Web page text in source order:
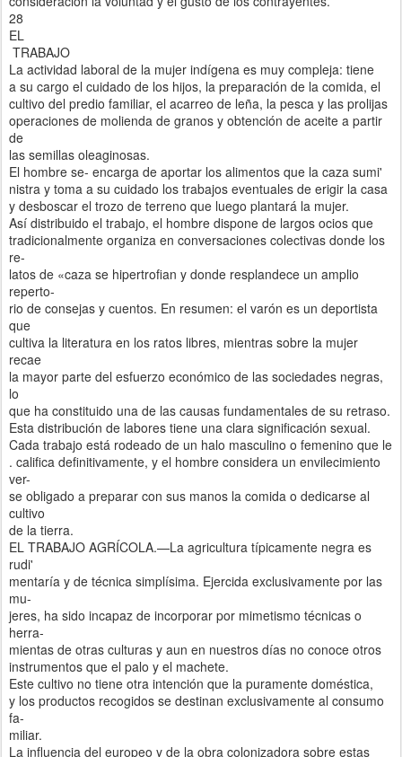
28
EL
TRABAJO
La actividad laboral de la mujer indígena es muy compleja: tiene
a su cargo el cuidado de los hijos, la preparación de la comida, el
cultivo del predio familiar, el acarreo de leña, la pesca y las prolijas
operaciones de molienda de granos y obtención de aceite a partir
de
las semillas oleaginosas.
El hombre se- encarga de aportar los alimentos que la caza sumi'
nistra y toma a su cuidado los trabajos eventuales de erigir la casa
y desboscar el trozo de terreno que luego plantará la mujer.
Así distribuido el trabajo, el hombre dispone de largos ocios que
tradicionalmente organiza en conversaciones colectivas donde los
re-
latos de «caza se hipertrofian y donde resplandece un amplio
reperto-
rio de consejas y cuentos. En resumen: el varón es un deportista
que
cultiva la literatura en los ratos libres, mientras sobre la mujer
recae
la mayor parte del esfuerzo económico de las sociedades negras,
lo
que ha constituido una de las causas fundamentales de su retraso.
Esta distribución de labores tiene una clara significación sexual.
Cada trabajo está rodeado de un halo masculino o femenino que le
. califica definitivamente, y el hombre considera un envilecimiento
ver-
se obligado a preparar con sus manos la comida o dedicarse al
cultivo
de la tierra.
EL TRABAJO AGRÍCOLA.—La agricultura típicamente negra es
rudi'
mentaría y de técnica simplísima. Ejercida exclusivamente por las
mu-
jeres, ha sido incapaz de incorporar por mimetismo técnicas o
herra-
mientas de otras culturas y aun en nuestros días no conoce otros
instrumentos que el palo y el machete.
Este cultivo no tiene otra intención que la puramente doméstica,
y los productos recogidos se destinan exclusivamente al consumo
fa-
miliar.
La influencia del europeo y de la obra colonizadora sobre estas